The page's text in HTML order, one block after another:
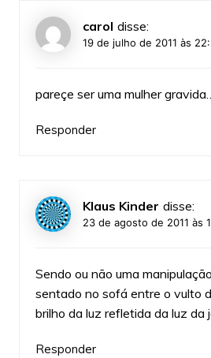
carol disse:
19 de julho de 2011 às
pareçe ser uma mulher
Responder
Klaus Kinder disse:
23 de agosto de 2011 às
Sendo ou não uma
sentado no sofá entre o vulto
brilho da luz refletida da luz da
Responder